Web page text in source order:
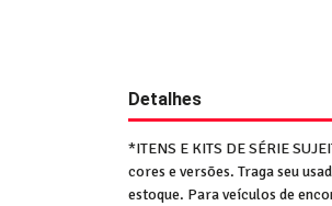
Detalhes
*ITENS E KITS DE SÉRIE
cores e versões. Traga seu
estoque. Para veículos de